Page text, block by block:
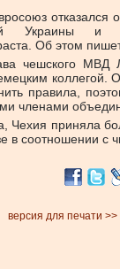
отказался
Украины и
Об этом
чешского
коллегой.
правила,
членами
Чехия приняла
в соотношении с
версия для печати >>